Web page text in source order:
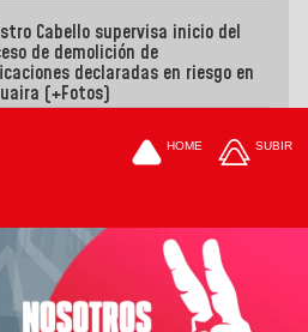
Cabello supervisa inicio del
de demolición de
declaradas en riesgo en
(+Fotos)
HOME SUBIR